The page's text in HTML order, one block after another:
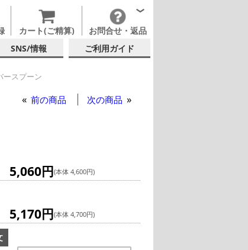
カート(ご精算) お問合せ・返品
SNS/情報 ご利用ガイド
ースプーン
前の商品 次の商品
5,060円(本体 4,600円)
5,170円(本体 4,700円)